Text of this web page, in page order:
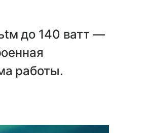
до 140 ватт —
работы.